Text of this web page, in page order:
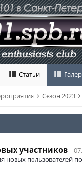
Статьи
Сезон 2023
участников
новых пользователей